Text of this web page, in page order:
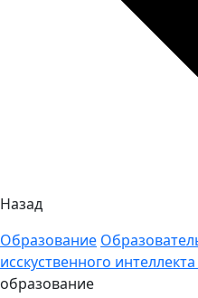
Назад
Образование
исскуственного интеллекта
образование